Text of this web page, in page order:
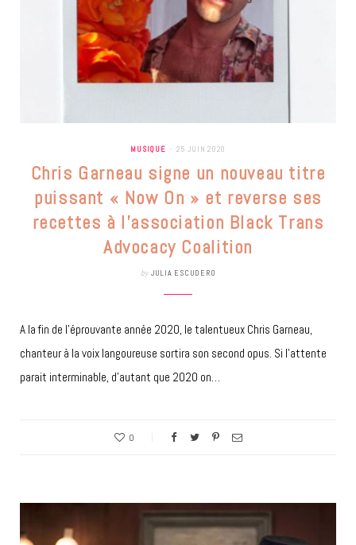
MUSIQUE 25 JUIN 2020
Chris Garneau signe un nouveau titre
puissant « Now On » et reverse ses
recettes à l’association Black Trans
Advocacy Coalition
by JULIA ESCUDERO
A la fin de l’éprouvante année 2020, le talentueux Chris Garneau,
chanteur à la voix langoureuse sortira son second opus. Si l’attente
parait interminable, d’autant que 2020 on…
0